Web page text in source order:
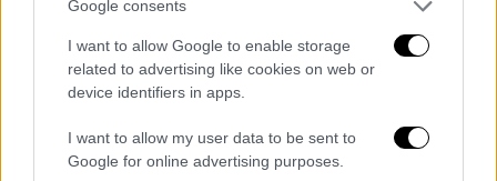
Google consents
I want to allow Google to enable storage
related to advertising like cookies on web or
device identifiers in apps.
I want to allow my user data to be sent to
Google for online advertising purposes.
11 συλλήψεις